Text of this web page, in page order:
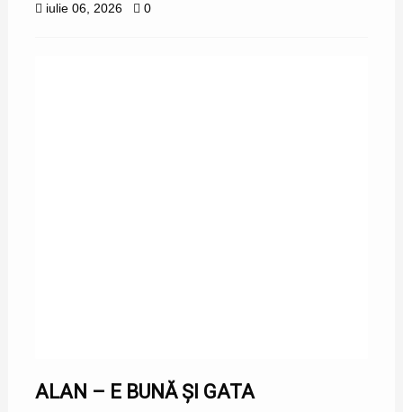
iulie 06, 2026 0
ALAN – E BUNĂ ȘI GATA